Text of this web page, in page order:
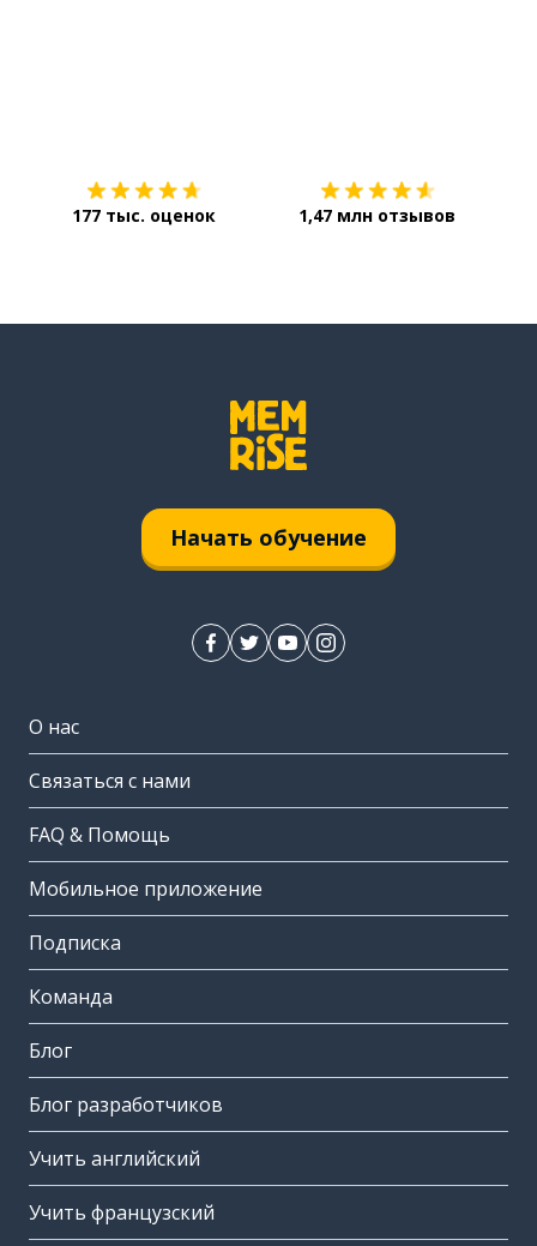
177 тыс. оценок 1,47 млн отзывов
Начать обучение
О нас
Связаться с нами
FAQ & Помощь
Мобильное приложение
Подписка
Команда
Блог
Блог разработчиков
Учить английский
Учить французский